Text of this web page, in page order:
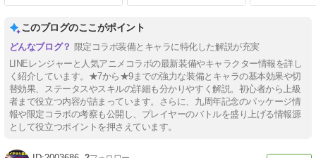
このブログのここがポイント
限定コラボ装備とキャラに特化した解説が充実
LINEレンジャーと人気アニメコラボの最新装備やキャラクター情報を詳し
く紹介しています。★7から★9までの強力な装備とキャラの基本効果や切
替効果、ステータスやスキルの詳細も分かりやすく解説。初心者から上級
者まで役立つ内容が詰まっています。さらに、九周年記念のパッケージ情
報や限定コラボの考察も公開し、プレイヤーのバトルを盛り上げる情報源
として役立つポイントを押さえています。